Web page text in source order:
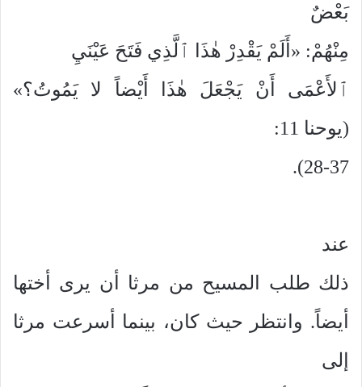
بَعْضٌ
مِنْهُمْ: «أَلَمْ يَقْدِرْ هٰذَا ٱلَّذِي فَتَحَ عَيْنَيِ
ٱلأَعْمَى أَنْ يَجْعَلَ هٰذَا أَيْضاً لا يَمُوتُ؟»
(يوحنا 11:
28-37).
عند
ذلك طلب المسيح من مرثا أن يرى أختها
أيضاً. وانتظر حيث كان، بينما أسرعت مرثا
إلى